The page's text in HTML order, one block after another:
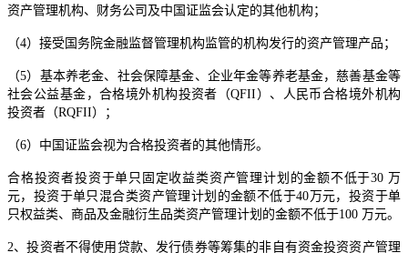
资产管理机构、财务公司及中国证监会认定的其他机构；
（4）接受国务院金融监督管理机构监管的机构发行的资产管理产品；
（5）基本养老金、社会保障基金、企业年金等养老基金，慈善基金等
社会公益基金，合格境外机构投资者（QFII）、人民币合格境外机构
投资者（RQFII）；
（6）中国证监会视为合格投资者的其他情形。
合格投资者投资于单只固定收益类资产管理计划的金额不低于30 万
元，投资于单只混合类资产管理计划的金额不低于40万元，投资于单
只权益类、商品及金融衍生品类资产管理计划的金额不低于100 万元。
2、投资者不得使用贷款、发行债券等筹集的非自有资金投资资产管理